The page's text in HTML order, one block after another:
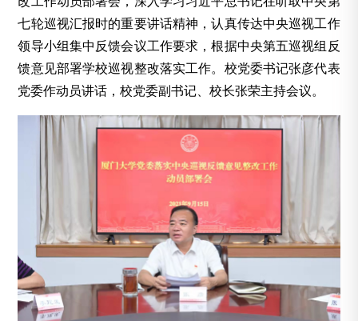
七轮巡视汇报时的重要讲话精神，认真传达中央巡视工作
领导小组集中反馈会议工作要求，根据中央第五巡视组反
馈意见部署学校巡视整改落实工作。校党委书记张彦代表
党委作动员讲话，校党委副书记、校长张荣主持会议。